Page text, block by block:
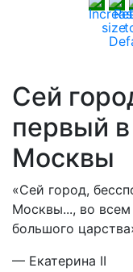
Сей
первый
Москвы
«Сей город,
Москвы..., во всем
большого
— Екатерина II